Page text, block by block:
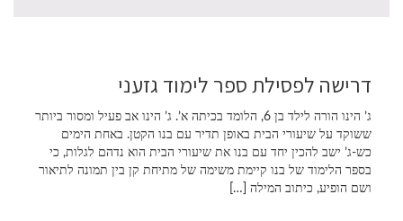
דרישה לפסילת ספר לימוד גזעני
ג’ הינו הורה לילד בן 6, הלומד בכיתה א’. ג’ הינו אב פעיל ומסור ביותר
ששוקד על שיעורי הבית באופן תדיר עם בנו הקטן. באחת הימים
כש-ג’ ישב להכין יחד עם בנו את שיעורי הבית הוא נדהם לגלות, כי
בספר הלימוד של בנו קיימת משימה של מתיחת קן בין תמונה לתיאור
ושם הופיע, כיתוב המילה […]